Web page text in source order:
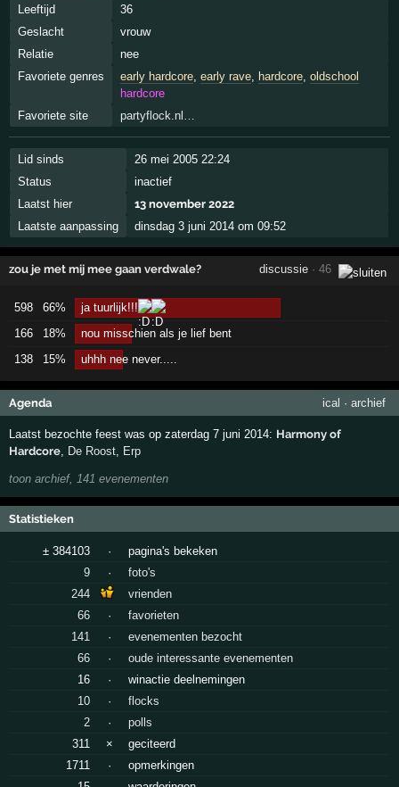
Leeftijd
36
Geslacht
vrouw
Relatie
nee
Favoriete genres
early hardcore, early rave, hardcore, oldschool
hardcore
Favoriete site
partyflock.nl…
Lid sinds
26 mei 2005 22:24
Status
inactief
Laatst hier
13 november 2022
Laatste aanpassing
dinsdag 3 juni 2014 om 09:52
zou je met mij mee gaan verdwale? discussie · 46
598 66%
ja tuurlijk!!!
166
18%
nou misschien als je lief bent
138
15% uhhh nee never.....
Agenda ical · archief
Laatst bezochte feest was op zaterdag 7 juni 2014: Harmony of
Hardcore De Roost Erp
toon archief, 141 evenementen
Statistieken
± 384103 ·
pagina's bekeken
9
·
foto's
244
vrienden
66
·
favorieten
141
·
evenementen bezocht
66
·
oude interessante evenementen
16
·
winactie deelnemingen
10
·
flocks
2
·
polls
311
×
geciteerd
1711
·
opmerkingen